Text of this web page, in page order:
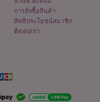
การสั่งซื้อสินค้า
สิทธิประโยชน์สมาชิก
ติดต่อเรา